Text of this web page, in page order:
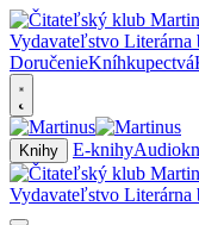
DoručenieKníhkupectvá
Knihy E-knihy